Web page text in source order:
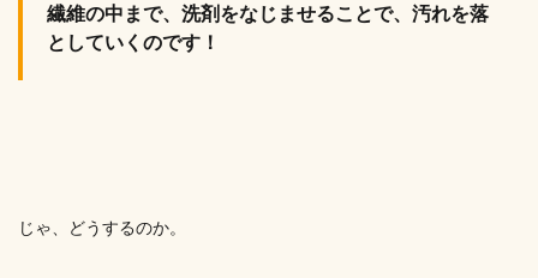
繊維の中まで、洗剤をなじませることで、汚れを落
としていくのです！
じゃ、どうするのか。